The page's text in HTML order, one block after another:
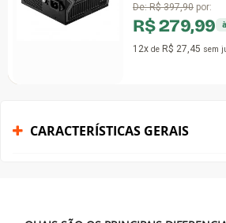
De:R$ 397,90por:
R$ 279,99 à vista no Pix
no cartão
CARACTERÍSTICAS GERAIS